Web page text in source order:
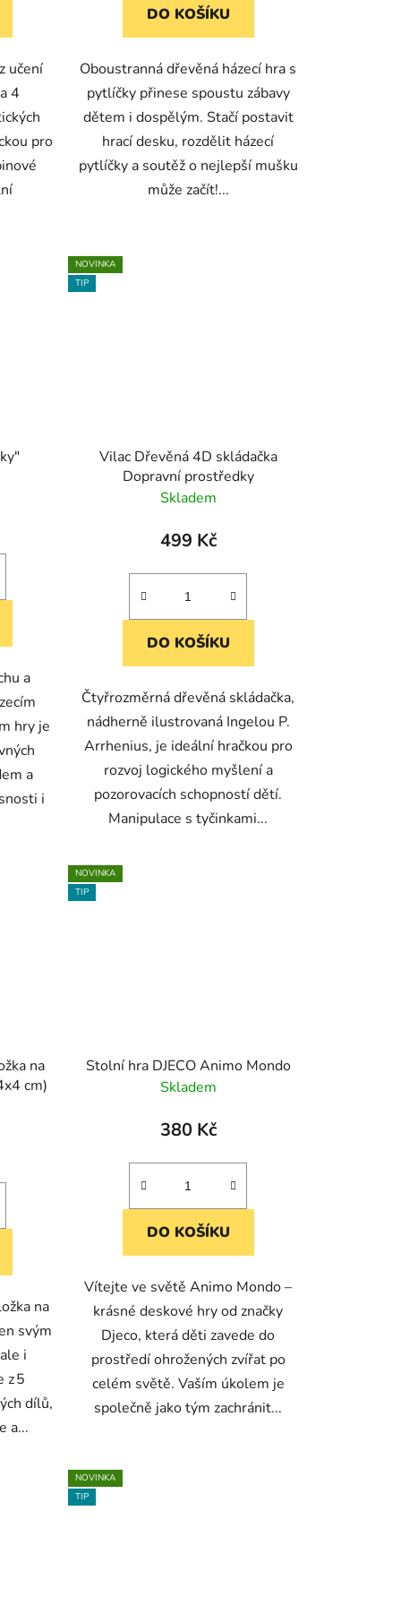
učení
4
pro
DO KOŠÍKU
Oboustranná dřevěná házecí hra s
pytlíčky přinese spoustu zábavy
dětem i dospělým. Stačí postavit
hrací desku, rozdělit házecí
pytlíčky a soutěž o nejlepší mušku
může začít!...
a
hry je
a
i
NOVINKA
TIP
Vilac Dřevěná 4D skládačka
Dopravní prostředky
Skladem
499 Kč
DO KOŠÍKU
Čtyřrozměrná dřevěná skládačka,
nádherně ilustrovaná Ingelou P.
Arrhenius, je ideální hračkou pro
rozvoj logického myšlení a
pozorovacích schopností dětí.
Manipulace s tyčinkami...
na
cm)
na
svým
i
z 5
dílů,
a...
NOVINKA
TIP
Stolní hra DJECO Animo Mondo
Skladem
380 Kč
DO KOŠÍKU
Vítejte ve světě Animo Mondo –
krásné deskové hry od značky
Djeco, která děti zavede do
prostředí ohrožených zvířat po
celém světě. Vaším úkolem je
společně jako tým zachránit...
NOVINKA
TIP